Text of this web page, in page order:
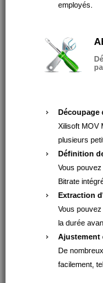
employés.
Découpage
Xilisoft MOV
plusieurs
Définition
Vous
Bitrate
Extraction
Vous
la durée
Ajustement
De
facilement,